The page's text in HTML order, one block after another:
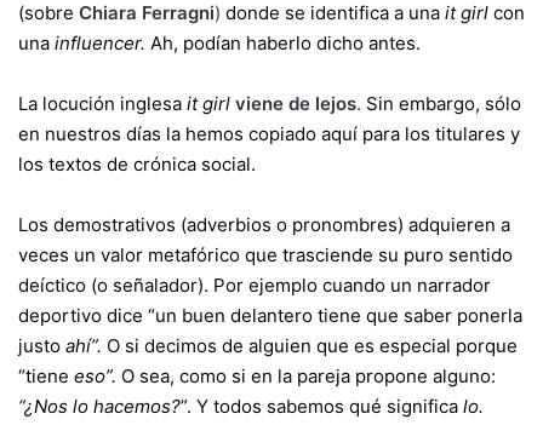
(sobre Chiara Ferragni) donde se identifica a una it girl con
una influencer. Ah, podían haberlo dicho antes.
La locución inglesa it girl viene de lejos. Sin embargo, sólo
en nuestros días la hemos copiado aquí para los titulares y
los textos de crónica social.
Los demostrativos (adverbios o pronombres) adquieren a
veces un valor metafórico que trasciende su puro sentido
deíctico (o señalador). Por ejemplo cuando un narrador
deportivo dice “un buen delantero tiene que saber ponerla
justo ahí”. O si decimos de alguien que es especial porque
“tiene eso”. O sea, como si en la pareja propone alguno:
“¿Nos lo hacemos?”. Y todos sabemos qué significa lo.